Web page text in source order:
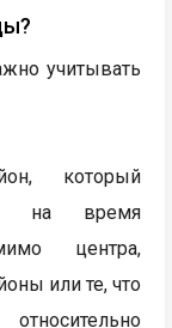
учитывать
который
на время
центра,
или те, что